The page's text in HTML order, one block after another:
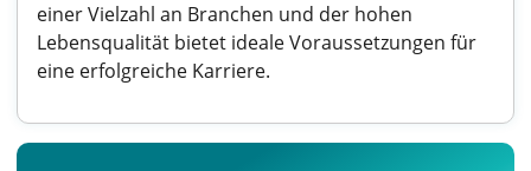
einer Vielzahl an Branchen und der hohen
Lebensqualität bietet ideale Voraussetzungen für
eine erfolgreiche Karriere.